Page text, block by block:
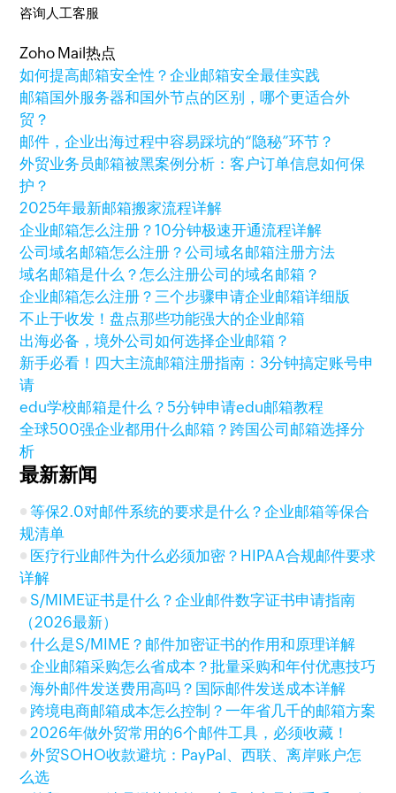
咨询人工客服
Zoho Mail热点
如何提高邮箱安全性？企业邮箱安全最佳实践
邮箱国外服务器和国外节点的区别，哪个更适合外
贸？
邮件，企业出海过程中容易踩坑的“隐秘”环节？
外贸业务员邮箱被黑案例分析：客户订单信息如何保
护？
2025年最新邮箱搬家流程详解
企业邮箱怎么注册？10分钟极速开通流程详解
公司域名邮箱怎么注册？公司域名邮箱注册方法
域名邮箱是什么？怎么注册公司的域名邮箱？
企业邮箱怎么注册？三个步骤申请企业邮箱详细版
不止于收发！盘点那些功能强大的企业邮箱
出海必备，境外公司如何选择企业邮箱？
新手必看！四大主流邮箱注册指南：3分钟搞定账号申
请
edu学校邮箱是什么？5分钟申请edu邮箱教程
全球500强企业都用什么邮箱？跨国公司邮箱选择分
析
最新新闻
等保2.0对邮件系统的要求是什么？企业邮箱等保合
规清单
医疗行业邮件为什么必须加密？HIPAA合规邮件要求
详解
S/MIME证书是什么？企业邮件数字证书申请指南
（2026最新）
什么是S/MIME？邮件加密证书的作用和原理详解
企业邮箱采购怎么省成本？批量采购和年付优惠技巧
海外邮件发送费用高吗？国际邮件发送成本详解
跨境电商邮箱成本怎么控制？一年省几千的邮箱方案
2026年做外贸常用的6个邮件工具，必须收藏！
外贸SOHO收款避坑：PayPal、西联、离岸账户怎
么选